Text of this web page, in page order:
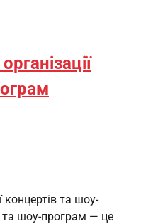
концертів та шоу-
та шоу-програм — це